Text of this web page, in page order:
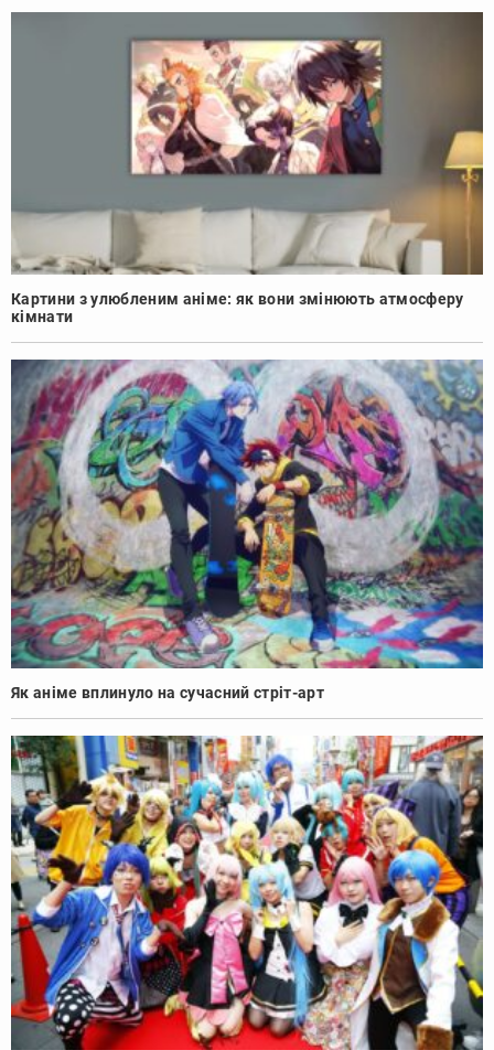
Картини з улюбленим аніме: як вони змінюють атмосферу
кімнати
Як аніме вплинуло на сучасний стріт-арт